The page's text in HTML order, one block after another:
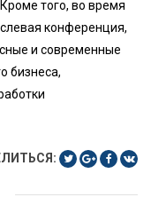
того, во время
конференция,
и современные
бизнеса,